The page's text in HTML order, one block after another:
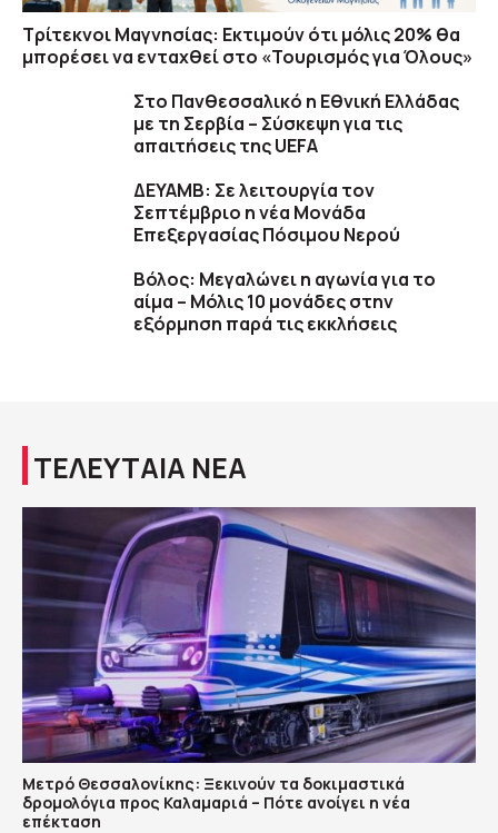
Τρίτεκνοι Μαγνησίας: Εκτιμούν ότι μόλις 20% θα
μπορέσει να ενταχθεί στο «Τουρισμός για Όλους»
Στο Πανθεσσαλικό η Εθνική Ελλάδας
με τη Σερβία – Σύσκεψη για τις
απαιτήσεις της UEFA
ΔΕΥΑΜΒ: Σε λειτουργία τον
Σεπτέμβριο η νέα Μονάδα
Επεξεργασίας Πόσιμου Νερού
Βόλος: Μεγαλώνει η αγωνία για το
αίμα – Μόλις 10 μονάδες στην
εξόρμηση παρά τις εκκλήσεις
ΤΕΛΕΥΤΑΙΑ ΝΕΑ
Μετρό Θεσσαλονίκης: Ξεκινούν τα δοκιμαστικά
δρομολόγια προς Καλαμαριά – Πότε ανοίγει η νέα
επέκταση